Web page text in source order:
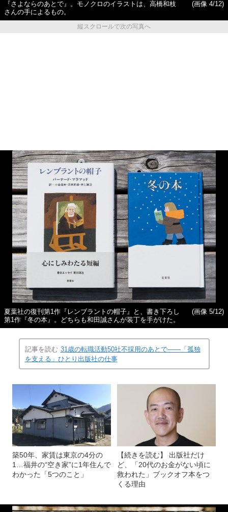
『さよならのあとで』。モノクロのイラストは、高橋和枝
さんの手によるもの。
(画像 4/12)
縦スクロールで次の写真へ
夏葉社の復刊第1作『レンブラントの帽子』と、書き下ろし
第1作『冬の本』。どちらも和田誠さんが装丁を手がけた。
(画像 5/12)
記事を読む 31歳の転職活動50社不採用のあとで――「孤独
を支える」ひとり出版社の仕事
築50年、家賃は東京の4分の
1…福井の“空き家”に1年住んで
わかった「5つのこと」
【続きを読む】 出版社だけ
ど、「20代のお金がない頃に
救われた」ブックオフ本をつ
くる理由